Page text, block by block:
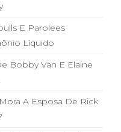
E Parolees
Líquido
Bobby Van E Elaine
A Esposa De Rick